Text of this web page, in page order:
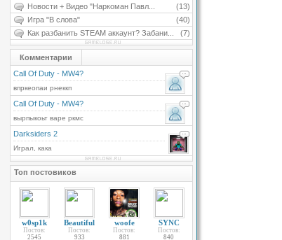
(13)
Новости + Видео "Наркоман Павл...
(40)
Игра "В слова"
(7)
Как разбанить STEAM аккаунт? Забани...
Комментарии
Call Of Duty - MW4?
впркеопаи рнеккп
Call Of Duty - MW4?
вырпыкоьт варе ркмс
Darksiders 2
Играл, кака
Топ постовиков
w0sp1k
Постов:
2545
Beautiful
Постов:
933
woofe
Постов:
881
SYNC
Постов:
840